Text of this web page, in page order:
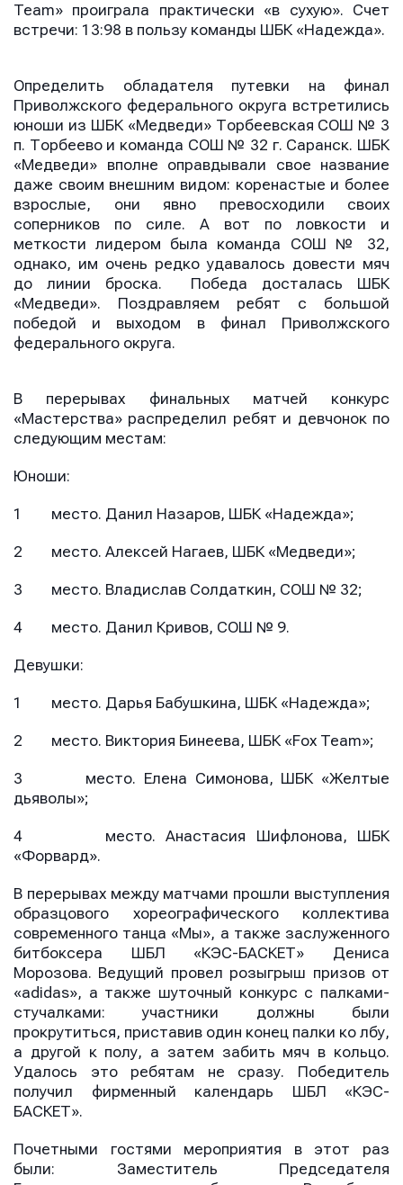
Team» проиграла практически «в сухую». Счет
встречи: 13:98 в пользу команды ШБК «Надежда».
Определить обладателя путевки на финал
Приволжского федерального округа встретились
юноши из ШБК «Медведи» Торбеевская СОШ № 3
п. Торбеево и команда СОШ № 32 г. Саранск. ШБК
«Медведи» вполне оправдывали свое название
даже своим внешним видом: коренастые и более
взрослые, они явно превосходили своих
соперников по силе. А вот по ловкости и
меткости лидером была команда СОШ № 32,
однако, им очень редко удавалось довести мяч
до линии броска. Победа досталась ШБК
«Медведи». Поздравляем ребят с большой
победой и выходом в финал Приволжского
федерального округа.
В перерывах финальных матчей конкурс
«Мастерства» распределил ребят и девчонок по
следующим местам:
Юноши:
1 место. Данил Назаров, ШБК «Надежда»;
2 место. Алексей Нагаев, ШБК «Медведи»;
3 место. Владислав Солдаткин, СОШ № 32;
4 место. Данил Кривов, СОШ № 9.
Девушки:
1 место. Дарья Бабушкина, ШБК «Надежда»;
2 место. Виктория Бинеева, ШБК «Fox Team»;
3 место. Елена Симонова, ШБК «Желтые
дьяволы»;
4 место. Анастасия Шифлонова, ШБК
«Форвард».
В перерывах между матчами прошли выступления
образцового хореографического коллектива
современного танца «Мы», а также заслуженного
битбоксера ШБЛ «КЭС-БАСКЕТ» Дениса
Морозова. Ведущий провел розыгрыш призов от
«adidas», а также шуточный конкурс с палками-
стучалками: участники должны были
прокрутиться, приставив один конец палки ко лбу,
а другой к полу, а затем забить мяч в кольцо.
Удалось это ребятам не сразу. Победитель
получил фирменный календарь ШБЛ «КЭС-
БАСКЕТ».
Почетными гостями мероприятия в этот раз
были: Заместитель Председателя
Имя
E-mail
Имя
E-mail
Имя
E-mail